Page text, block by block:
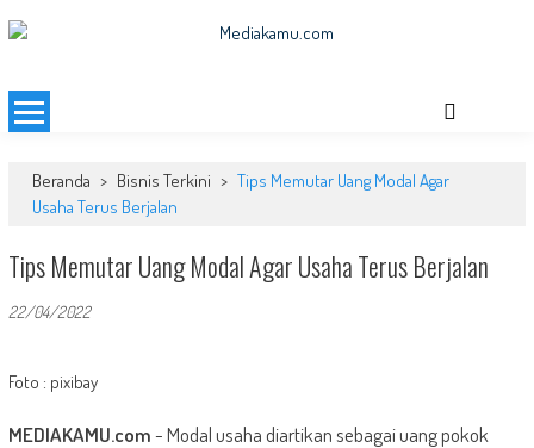
to
Beranda > Bisnis Terkini > Tips Memutar Uang Modal Agar
Usaha Terus Berjalan
Tips Memutar Uang Modal Agar Usaha Terus Berjalan
22/04/2022
Foto : pixibay
MEDIAKAMU.com-Modal usaha diartikan sebagai uang pokok